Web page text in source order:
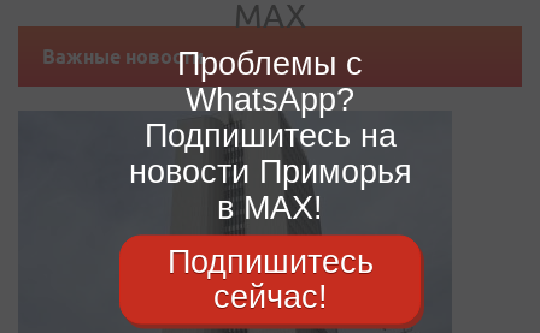
Важные новостиПроблемы с
WhatsApp?
Подпишитесь на
новости Приморья
в MAX!
Подпишитесь
сейчас!